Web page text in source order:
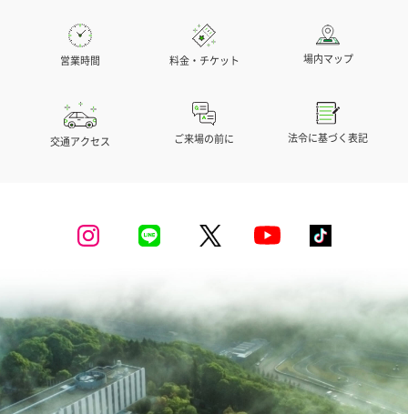
営業時間 料金・チケット 場内マップ
交通アクセス ご来場の前に 法令に基づく表記